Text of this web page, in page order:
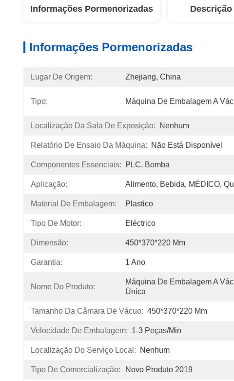
Informações Pormenorizadas
Informações Pormenorizadas
Lugar De Origem: Zhejiang, China
Tipo: Máquina De Embalagem A
Localização Da Sala De Exposição: Nenhum
Relatório De Ensaio Da Máquina: Não Está Disponível
Componentes Essenciais: PLC, Bomba
Aplicação: Alimento, Bebida, MÉDICO,
Material De Embalagem: Plastico
Tipo De Motor: Eléctrico
Dimensão: 450*370*220 Mm
Garantia: 1 Ano
Nome Do Produto:
Máquina De Embalagem A
Única
Tamanho Da Câmara De Vácuo: 450*370*220 Mm
Velocidade De Embalagem: 1-3 Peças/min
Localização Do Serviço Local: Nenhum
Tipo De Comercialização: Novo Produto 2019